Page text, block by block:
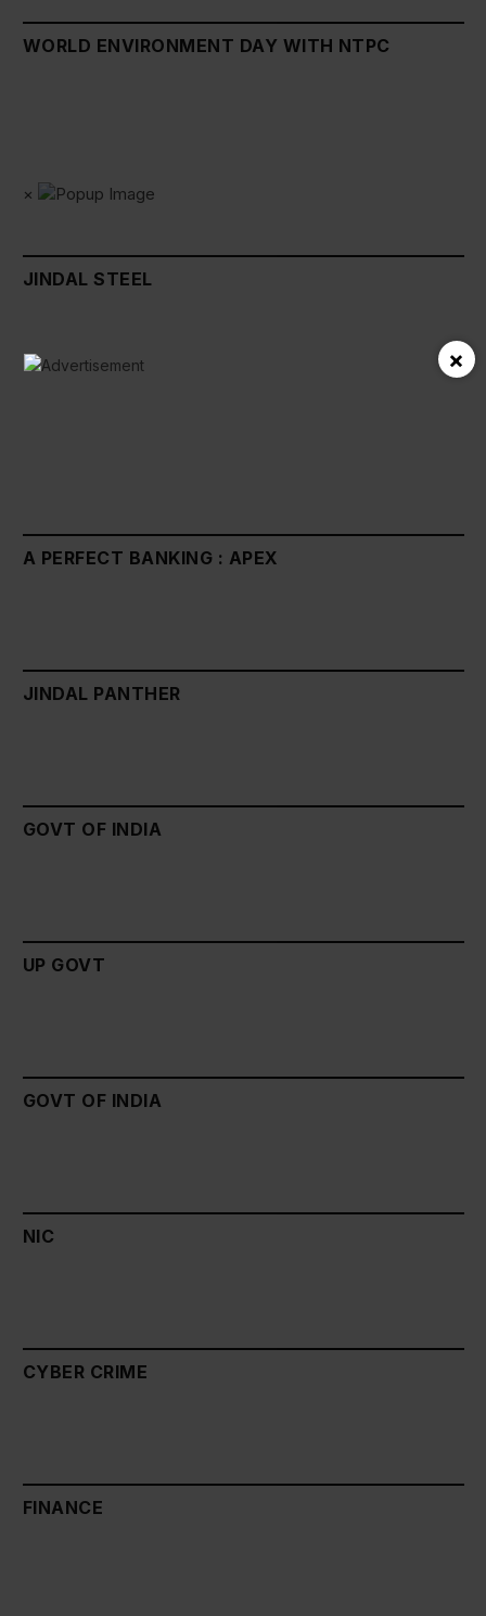
WORLD ENVIRONMENT DAY WITH NTPC
×
JINDAL STEEL
A PERFECT BANKING : APEX
JINDAL PANTHER
GOVT OF INDIA
UP GOVT
GOVT OF INDIA
NIC
CYBER CRIME
FINANCE
×